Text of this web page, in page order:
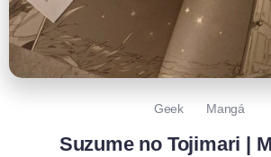
Geek Mangá
Suzume no Tojimari |